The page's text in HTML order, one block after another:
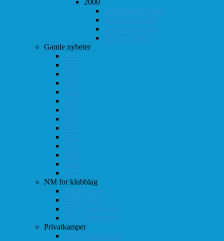
Klubbmesterskapet
Høstturneringen
KM i hurtigsjakk
KM i lynsjakk
Gamle nyheter
2012
2013
2014
2015
2016
2017
2018
2019
2020
2021
2022
2023
2024
2025
NM for klubblag
2003 (Asker)
2008 (Oslo)
2010 (Drammen)
2025 (Drammen)
Privatkamper
1998 (Akademisk)